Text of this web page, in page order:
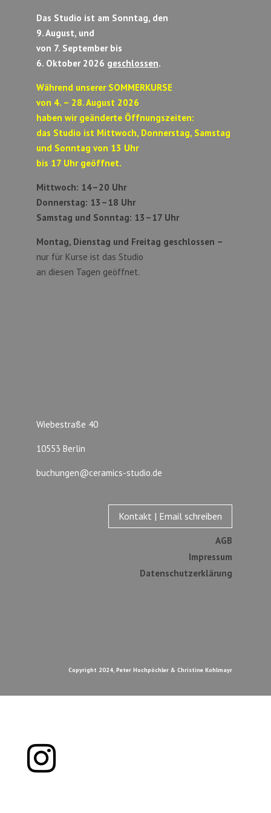
Das Studio ist am Sonntag, den
9. August, und
von 7. September bis
6. Oktober 2026 geschlossen.
Während unserer SOMMERKURSE
von 4. – 28. August 2026
haben wir geänderte Öffnungszeiten:
das Studio ist Mittwoch, Donnerstag, Samstag
und Sonntag von 13 Uhr
bis 17 Uhr geöffnet.
Mittwoch: 14–20 Uhr
Donnerstag: 13–18 Uhr
Samstag und Sonntag: 13–17 Uhr
Montag, Dienstag und Freitag geschlossen –
nur für Kurse ist das Studio
an diesen Tagen geöffnet.
Wiebestraße 40
10553 Berlin
buchungen@ceramics-studio.de
Kontakt | Email schreiben
AGB
Impressum
Datenschutzerklärung
Copyright 2024, Peter Hochpöchler & Christine Kohlmayr
